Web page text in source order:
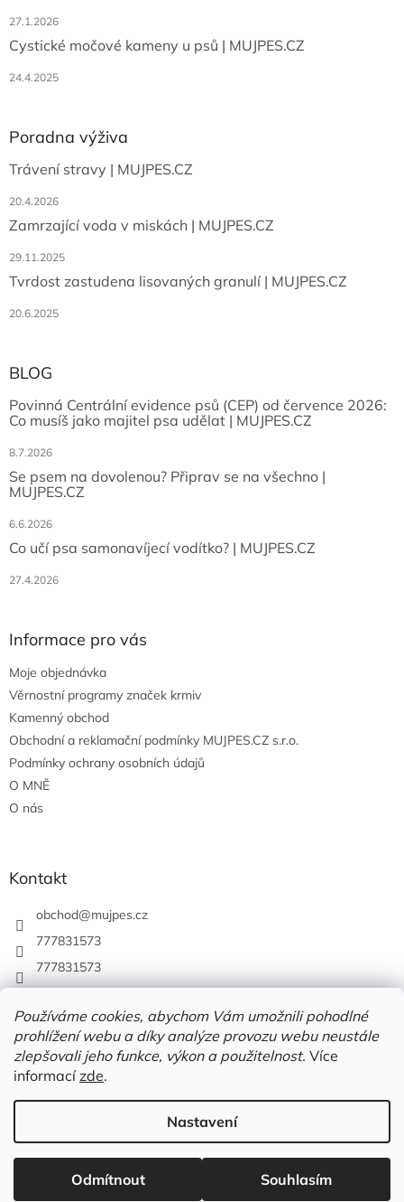
Používáme cookies, abychom Vám umožnili pohodlné
prohlížení webu a díky analýze provozu webu neustále
zlepšovali jeho funkce, výkon a použitelnost. Více
informacízde.
Nastavení
Odmítnout Souhlasím
27.1.2026
Cystické močové kameny u psů | MUJPES.CZ
24.4.2025
Poradna výživa
Trávení stravy | MUJPES.CZ
20.4.2026
Zamrzající voda v miskách | MUJPES.CZ
29.11.2025
Tvrdost zastudena lisovaných granulí | MUJPES.CZ
20.6.2025
BLOG
Povinná Centrální evidence psů (CEP) od července 2026:
Co musíš jako majitel psa udělat | MUJPES.CZ
8.7.2026
Se psem na dovolenou? Připrav se na všechno |
MUJPES.CZ
6.6.2026
Co učí psa samonavíjecí vodítko? | MUJPES.CZ
27.4.2026
Informace pro vás
Moje objednávka
Věrnostní programy značek krmiv
Kamenný obchod
Obchodní a reklamační podmínky MUJPES.CZ s.r.o.
Podmínky ochrany osobních údajů
O MNĚ
O nás
Kontakt
obchod@mujpes.cz
777831573
777831573
Vytvořil Shoptet
Copyright 2026MUJPES.CZ . Všechna práva vyhrazena.